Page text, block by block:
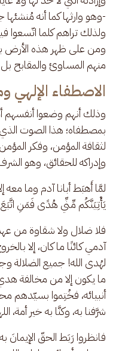
-وهو وارثها كما أنه
ولذلك تراهم كلما اتّسعوا
ومن على ظهر هذه الأرض
منهم المساوئ والمقابح بل
الاصطفاء الإلهي
وذلك أنهم وضعوا أنفسهم
بمصطفاه؛ هذا الصوت
لثقافة المؤمن، وفكر
وإدراكه للحقائق، وهو
لمَّا أَهبَط أبانا آدم وما معه
يَأْتِيَنَّكُم مِّنِّي هُدًى فَمَنِ
فلا ضلال ولا شقاوة من
آدمي كائنًا ما كان، إلا
لهُدى الله! جميع الضلالة
ما يكون إلا من مخالفة هدي
أنبيائه، فخُتِموا بسيّدهم
شرَّفنا به، وكنَّا به خير
فانظروا رَبَط الحقّ الإيمانَ به